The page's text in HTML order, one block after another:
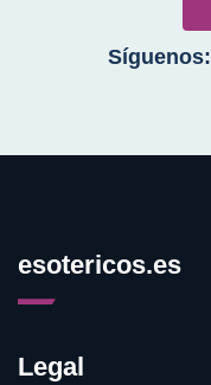
Síguenos:
esotericos.es
Legal